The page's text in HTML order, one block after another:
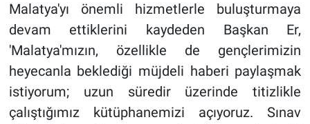
Malatya'yı önemli hizmetlerle buluşturmaya
devam ettiklerini kaydeden Başkan Er,
'Malatya'mızın, özellikle de gençlerimizin
heyecanla beklediği müjdeli haberi paylaşmak
istiyorum; uzun süredir üzerinde titizlikle
çalıştığımız kütüphanemizi açıyoruz. Sınav